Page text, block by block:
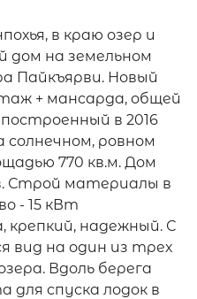
в краю озер и
дом на земельном
Пайкъярви. Новый
+ мансарда, общей
построенный в 2016
солнечном, ровном
770 кв.м. Дом
Строй материалы в
- 15 кВт
надежный. С
вид на один из трех
Вдоль берега
спуска лодок в